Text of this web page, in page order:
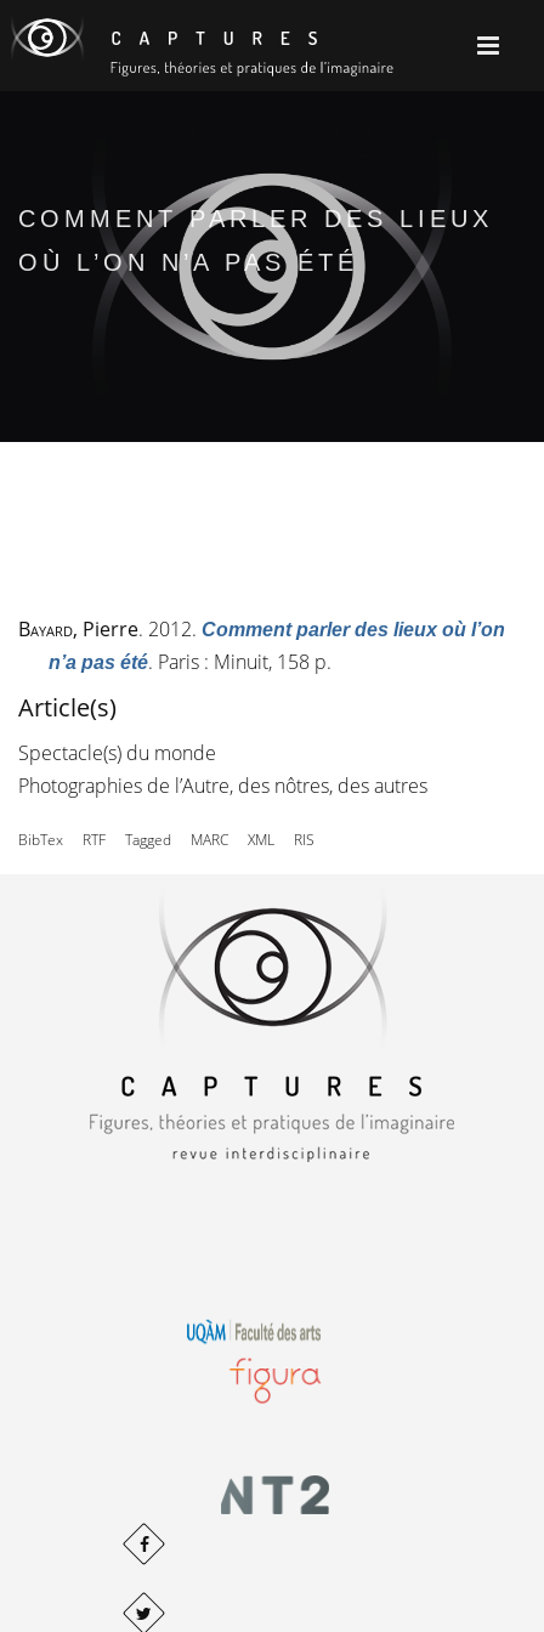
COMMENT PARLER DES LIEUX
OÙ L’ON N’A PAS ÉTÉ
Bayard, Pierre. 2012. Comment parler des lieux où l’on
n’a pas été. Paris : Minuit, 158 p.
Article(s)
Spectacle(s) du monde
Photographies de l’Autre, des nôtres, des autres
BibTex RTF Tagged MARC XML RIS